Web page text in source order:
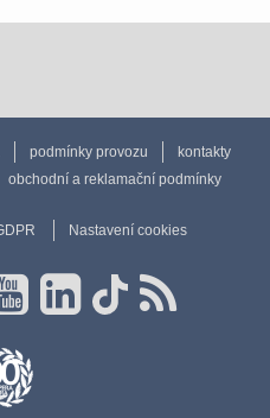
podmínky provozu
kontakty
obchodní a reklamační podmínky
Nastavení cookies